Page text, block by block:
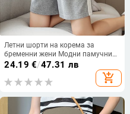
Летни шорти на корема за
бременни жени Модни памучни
панталони с висока талия
отстрани на райета Памучни
панталони за бременни
шорти
24.19 €/47.31 лв
add_shopping_cart